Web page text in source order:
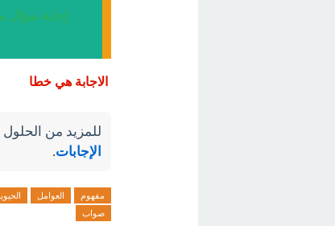
إجابة سؤال
الاجابة هي خطا
للمزيد من
الإجابات.
مفهوم العوامل
صواب